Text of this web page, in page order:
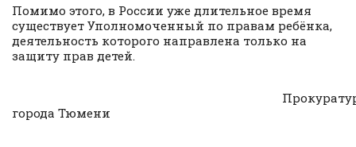
Помимо этого, в России уже длительное время
существует Уполномоченный по правам ребёнка,
деятельность которого направлена только на
защиту прав детей.
города Тюмени